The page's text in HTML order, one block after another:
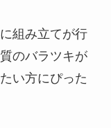
組み立てが行
のバラツキが
い方にぴった